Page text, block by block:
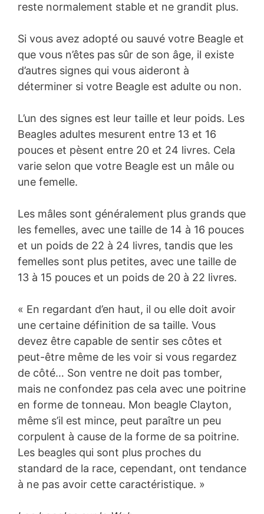
reste normalement stable et ne grandit plus.
Si vous avez adopté ou sauvé votre Beagle et
que vous n’êtes pas sûr de son âge, il existe
d’autres signes qui vous aideront à
déterminer si votre Beagle est adulte ou non.
L’un des signes est leur taille et leur poids. Les
Beagles adultes mesurent entre 13 et 16
pouces et pèsent entre 20 et 24 livres. Cela
varie selon que votre Beagle est un mâle ou
une femelle.
Les mâles sont généralement plus grands que
les femelles, avec une taille de 14 à 16 pouces
et un poids de 22 à 24 livres, tandis que les
femelles sont plus petites, avec une taille de
13 à 15 pouces et un poids de 20 à 22 livres.
« En regardant d’en haut, il ou elle doit avoir
une certaine définition de sa taille. Vous
devez être capable de sentir ses côtes et
peut-être même de les voir si vous regardez
de côté… Son ventre ne doit pas tomber,
mais ne confondez pas cela avec une poitrine
en forme de tonneau. Mon beagle Clayton,
même s’il est mince, peut paraître un peu
corpulent à cause de la forme de sa poitrine.
Les beagles qui sont plus proches du
standard de la race, cependant, ont tendance
à ne pas avoir cette caractéristique. »